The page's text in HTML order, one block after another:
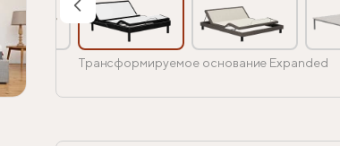
Трансформируемое основание Expanded